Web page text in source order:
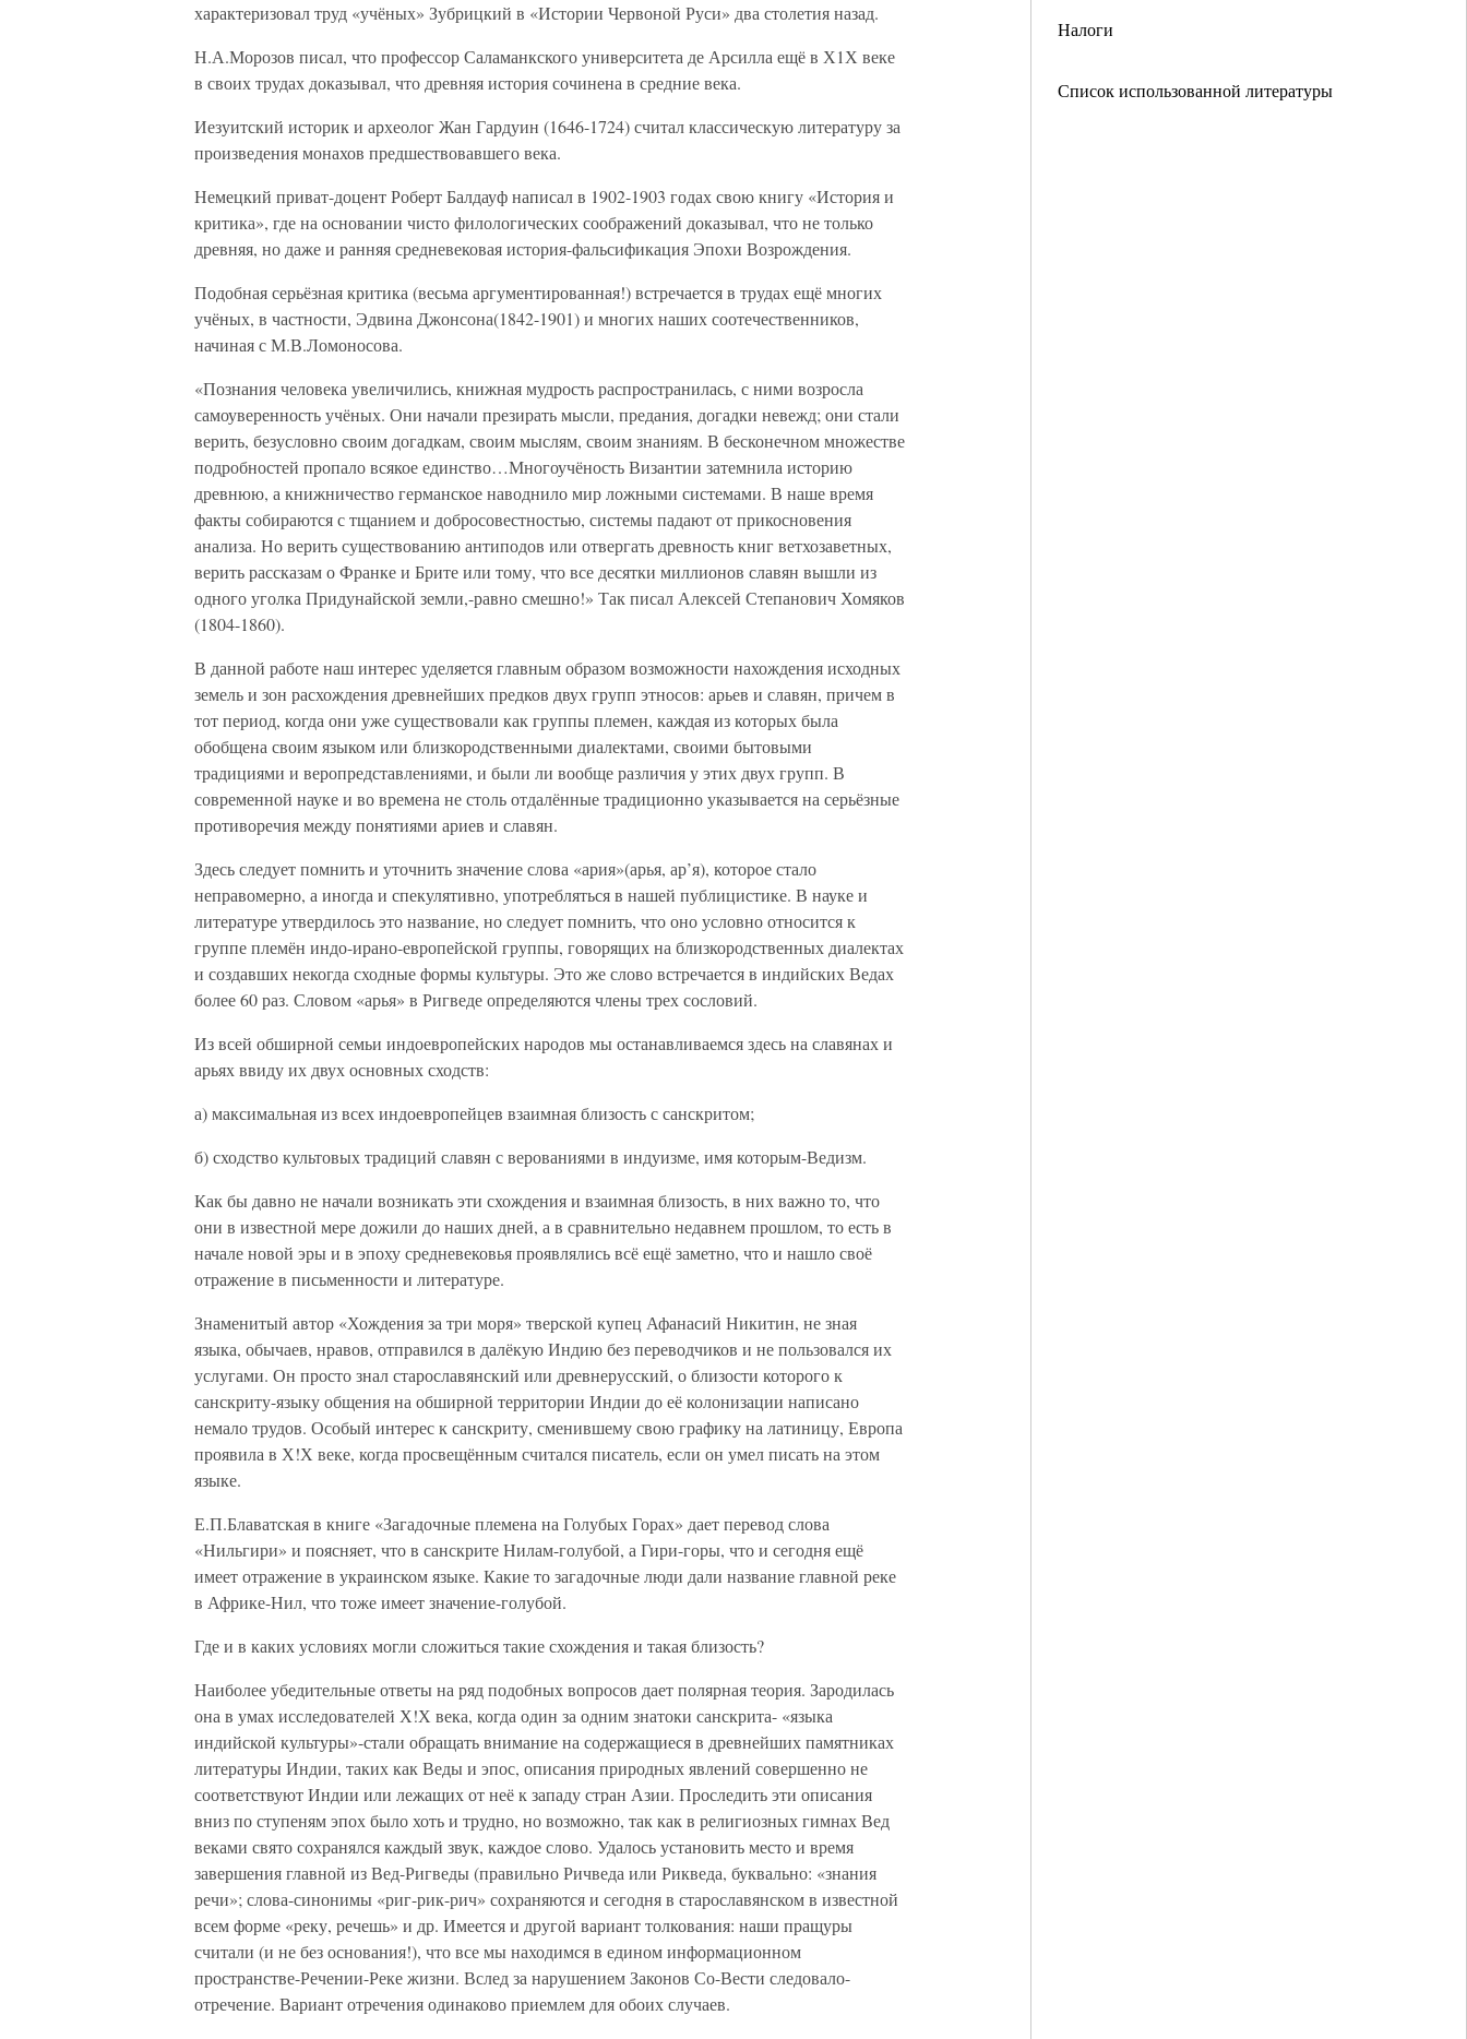
Налоги
Список использованной литературы
характеризовал труд «учёных» Зубрицкий в «Истории Червоной Руси» два столетия назад.
Н.А.Морозов писал, что профессор Саламанкского университета де Арсилла ещё в Х1Х веке
в своих трудах доказывал, что древняя история сочинена в средние века.
Иезуитский историк и археолог Жан Гардуин (1646-1724) считал классическую литературу за
произведения монахов предшествовавшего века.
Немецкий приват-доцент Роберт Балдауф написал в 1902-1903 годах свою книгу «История и
критика», где на основании чисто филологических соображений доказывал, что не только
древняя, но даже и ранняя средневековая история-фальсификация Эпохи Возрождения.
Подобная серьёзная критика (весьма аргументированная!) встречается в трудах ещё многих
учёных, в частности, Эдвина Джонсона(1842-1901) и многих наших соотечественников,
начиная с М.В.Ломоносова.
«Познания человека увеличились, книжная мудрость распространилась, с ними возросла
самоуверенность учёных. Они начали презирать мысли, предания, догадки невежд; они стали
верить, безусловно своим догадкам, своим мыслям, своим знаниям. В бесконечном множестве
подробностей пропало всякое единство…Многоучёность Византии затемнила историю
древнюю, а книжничество германское наводнило мир ложными системами. В наше время
факты собираются с тщанием и добросовестностью, системы падают от прикосновения
анализа. Но верить существованию антиподов или отвергать древность книг ветхозаветных,
верить рассказам о Франке и Брите или тому, что все десятки миллионов славян вышли из
одного уголка Придунайской земли,-равно смешно!» Так писал Алексей Степанович Хомяков
(1804-1860).
В данной работе наш интерес уделяется главным образом возможности нахождения исходных
земель и зон расхождения древнейших предков двух групп этносов: арьев и славян, причем в
тот период, когда они уже существовали как группы племен, каждая из которых была
обобщена своим языком или близкородственными диалектами, своими бытовыми
традициями и веропредставлениями, и были ли вообще различия у этих двух групп. В
современной науке и во времена не столь отдалённые традиционно указывается на серьёзные
противоречия между понятиями ариев и славян.
Здесь следует помнить и уточнить значение слова «ария»(арья, ар’я), которое стало
неправомерно, а иногда и спекулятивно, употребляться в нашей публицистике. В науке и
литературе утвердилось это название, но следует помнить, что оно условно относится к
группе племён индо-ирано-европейской группы, говорящих на близкородственных диалектах
и создавших некогда сходные формы культуры. Это же слово встречается в индийских Ведах
более 60 раз. Словом «арья» в Ригведе определяются члены трех сословий.
Из всей обширной семьи индоевропейских народов мы останавливаемся здесь на славянах и
арьях ввиду их двух основных сходств:
а) максимальная из всех индоевропейцев взаимная близость с санскритом;
б) сходство культовых традиций славян с верованиями в индуизме, имя которым-Ведизм.
Как бы давно не начали возникать эти схождения и взаимная близость, в них важно то, что
они в известной мере дожили до наших дней, а в сравнительно недавнем прошлом, то есть в
начале новой эры и в эпоху средневековья проявлялись всё ещё заметно, что и нашло своё
отражение в письменности и литературе.
Знаменитый автор «Хождения за три моря» тверской купец Афанасий Никитин, не зная
языка, обычаев, нравов, отправился в далёкую Индию без переводчиков и не пользовался их
услугами. Он просто знал старославянский или древнерусский, о близости которого к
санскриту-языку общения на обширной территории Индии до её колонизации написано
немало трудов. Особый интерес к санскриту, сменившему свою графику на латиницу, Европа
проявила в Х!Х веке, когда просвещённым считался писатель, если он умел писать на этом
языке.
Е.П.Блаватская в книге «Загадочные племена на Голубых Горах» дает перевод слова
«Нильгири» и поясняет, что в санскрите Нилам-голубой, а Гири-горы, что и сегодня ещё
имеет отражение в украинском языке. Какие то загадочные люди дали название главной реке
в Африке-Нил, что тоже имеет значение-голубой.
Где и в каких условиях могли сложиться такие схождения и такая близость?
Наиболее убедительные ответы на ряд подобных вопросов дает полярная теория. Зародилась
она в умах исследователей Х!Х века, когда один за одним знатоки санскрита- «языка
индийской культуры»-стали обращать внимание на содержащиеся в древнейших памятниках
литературы Индии, таких как Веды и эпос, описания природных явлений совершенно не
соответствуют Индии или лежащих от неё к западу стран Азии. Проследить эти описания
вниз по ступеням эпох было хоть и трудно, но возможно, так как в религиозных гимнах Вед
веками свято сохранялся каждый звук, каждое слово. Удалось установить место и время
завершения главной из Вед-Ригведы (правильно Ричведа или Рикведа, буквально: «знания
речи»; слова-синонимы «риг-рик-рич» сохраняются и сегодня в старославянском в известной
всем форме «реку, речешь» и др. Имеется и другой вариант толкования: наши пращуры
считали (и не без основания!), что все мы находимся в едином информационном
пространстве-Речении-Реке жизни. Вслед за нарушением Законов Со-Вести следовало-
отречение. Вариант отречения одинаково приемлем для обоих случаев.